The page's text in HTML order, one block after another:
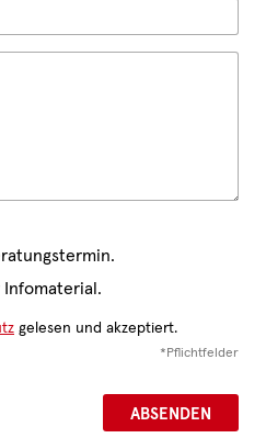
Infomaterial.
gelesen und akzeptiert.
*Pflichtfelder